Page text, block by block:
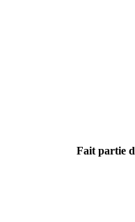
Fait partie